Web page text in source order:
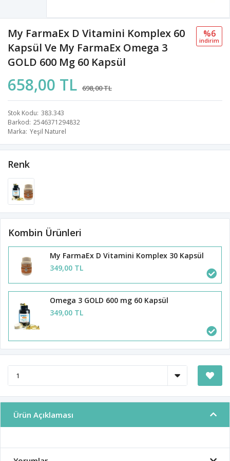
My FarmaEx D Vitamini Komplex 60
Kapsül Ve My FarmaEx Omega 3
GOLD 600 Mg 60 Kapsül
658,00 TL 698,00 TL
%6
i̇ndi̇ri̇m
Stok Kodu 383.343
Barkod 2546371294832
Marka Yeşil Naturel
Renk
Kombin Ürünleri
My FarmaEx D Vitamini Komplex 30 Kapsül
349,00 TL
Omega 3 GOLD 600 mg 60 Kapsül
349,00 TL
Ürün Açıklaması